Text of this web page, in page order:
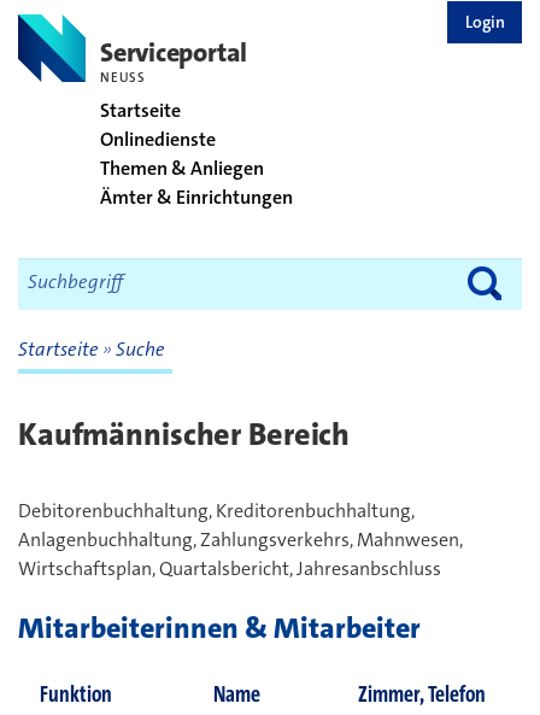
Serviceportal
NEUSS
Startseite
Onlinedienste
Themen & Anliegen
Ämter & Einrichtungen
Login
Startseite Suche
Kaufmännischer Bereich
Debitorenbuchhaltung, Kreditorenbuchhaltung,
Anlagenbuchhaltung, Zahlungsverkehrs, Mahnwesen,
Wirtschaftsplan, Quartalsbericht, Jahresanbschluss
Mitarbeiterinnen & Mitarbeiter
Funktion Name
Zimmer, Telefon